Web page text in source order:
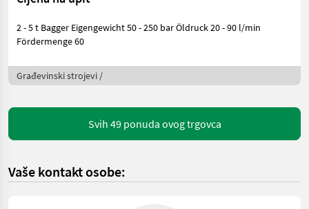
2 - 5 t Bagger Eigengewicht 50 - 250 bar Öldruck 20 - 90 l/min
Fördermenge 60
Građevinski strojevi /
Svih 49 ponuda ovog trgovca
Vaše kontakt osobe: